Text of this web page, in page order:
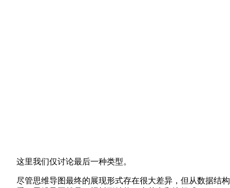
这里我们仅讨论最后一种类型。
尽管思维导图最终的展现形式存在很大差异，但从数据结